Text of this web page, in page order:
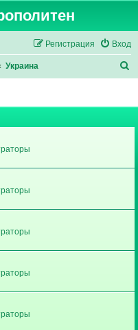
Вход
Регистрация
Украина